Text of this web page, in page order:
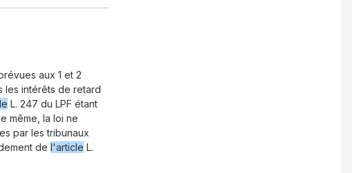
aux 1 et 2
les intérêts de retard
L. 247 du LPF étant
même, la loi ne
par les tribunaux
de l'article L.